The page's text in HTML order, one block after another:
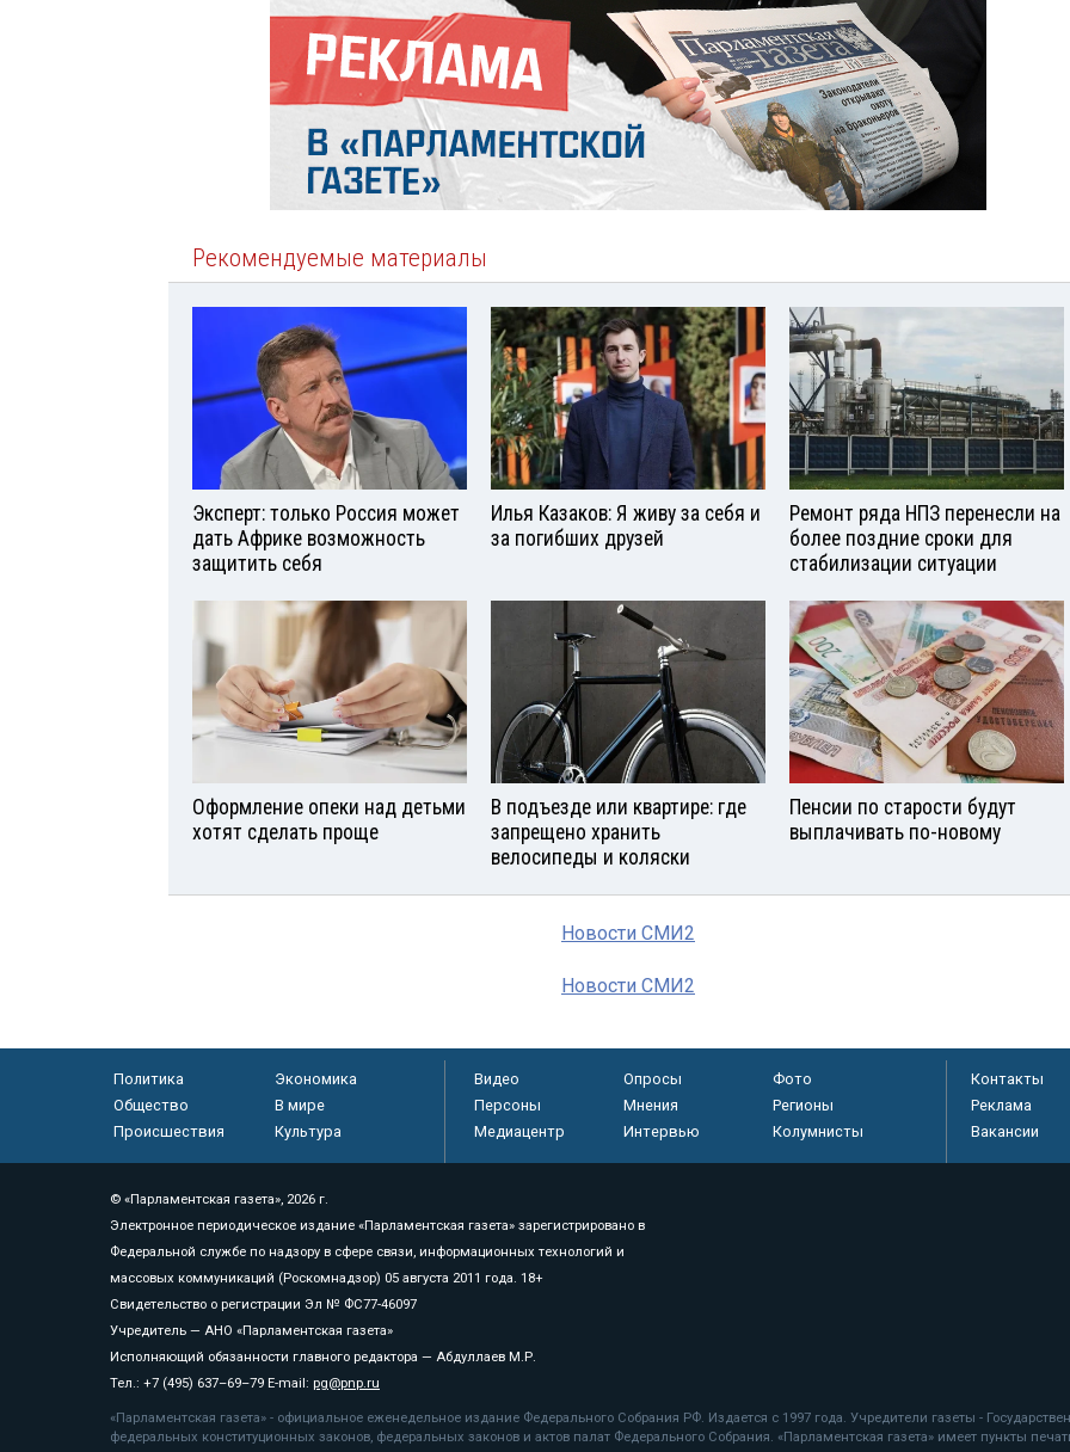
Рекомендуемые материалы
Эксперт: только Россия может
дать Африке возможность
защитить себя
Илья Казаков: Я живу за себя и
за погибших друзей
Ремонт ряда НПЗ перенесли на
более поздние сроки для
стабилизации ситуации
Оформление опеки над детьми
хотят сделать проще
В подъезде или квартире: где
запрещено хранить
велосипеды и коляски
Пенсии по старости будут
выплачивать по-новому
Новости СМИ2
Новости СМИ2
Политика
Экономика
Общество
В мире
Происшествия
Культура
Видео Опросы
Фото
Персоны
Мнения
Регионы
Медиацентр
Интервью Колумнисты
Контакты
Реклама
Вакансии
© «Парламентская газета», 2026 г.
Электронное периодическое издание «Парламентская газета» зарегистрировано в
Федеральной службе по надзору в сфере связи, информационных технологий и
массовых коммуникаций (Роскомнадзор) 05 августа 2011 года. 18+
Свидетельство о регистрации Эл № ФС77-46097
Учредитель — АНО «Парламентская газета»
Исполняющий обязанности главного редактора — Абдуллаев М.Р.
Тел.: +7 (495) 637–69–79 E-mail: pg@pnp.ru
«Парламентская газета» - официальное еженедельное издание Федерального Собрания РФ. Издается с 1997 года. Учредители газеты -
федеральных конституционных законов, федеральных законов и актов палат Федерального Собрания. «Парламентская газета» имеет пункты